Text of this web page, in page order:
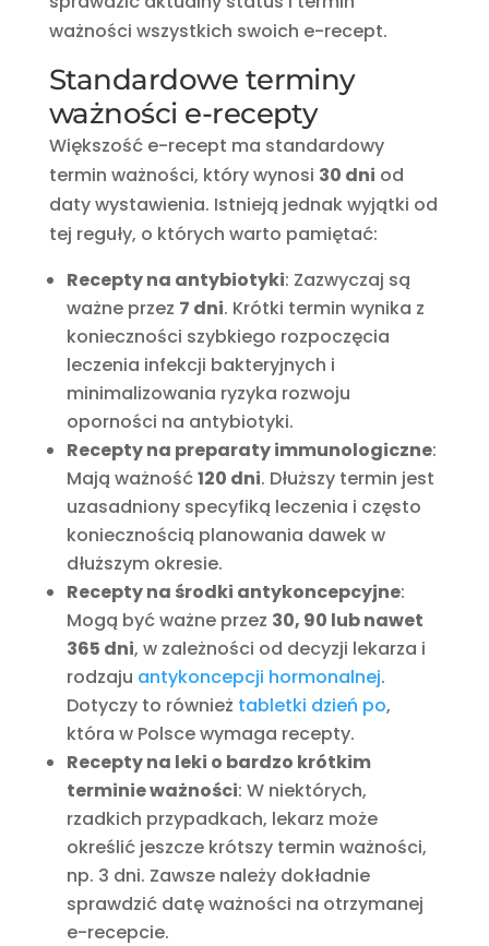
ważności wszystkich swoich e-recept.
Standardowe terminy
ważności e-recepty
Większość e-recept ma standardowy
termin ważności, który wynosi 30 dni od
daty wystawienia. Istnieją jednak wyjątki od
tej reguły, o których warto pamiętać:
Recepty na antybiotyki: Zazwyczaj są
ważne przez 7 dni. Krótki termin wynika z
konieczności szybkiego rozpoczęcia
leczenia infekcji bakteryjnych i
minimalizowania ryzyka rozwoju
oporności na antybiotyki.
Recepty na preparaty immunologiczne:
Mają ważność120 dni. Dłuższy termin jest
uzasadniony specyfiką leczenia i często
koniecznością planowania dawek w
dłuższym okresie.
Recepty na środki antykoncepcyjne:
Mogą być ważne przez 30, 90 lub nawet
365 dni, w zależności od decyzji lekarza i
rodzaju antykoncepcji hormonalnej.
Dotyczy to również tabletki dzień po,
która w Polsce wymaga recepty.
Recepty na leki o bardzo krótkim
terminie ważności: W niektórych,
rzadkich przypadkach, lekarz może
określić jeszcze krótszy termin ważności,
np. 3 dni. Zawsze należy dokładnie
sprawdzić datę ważności na otrzymanej
e-recepcie.